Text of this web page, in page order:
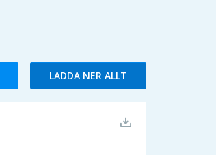
LADDA NER ALLT